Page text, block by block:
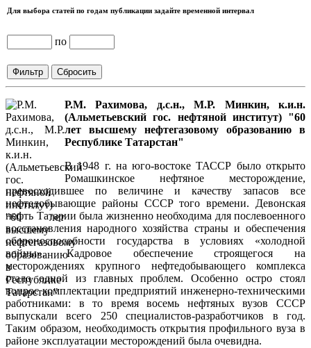
Для выбора статей по годам публикации задайте временной интервал
по
Р.М. Рахимова, д.с.н., М.Р. Минкин, к.и.н.
(Альметьевский гос. нефтяной институт) "60
лет высшему нефтегазовому образованию в
Республике Татарстан"
В 1948 г. на юго-востоке ТАССР было открыто
Ромашкинское нефтяное месторождение,
превосходившее по величине и качеству запасов все
нефтедобывающие районы СССР того времени. Девонская
нефть Татарии была жизненно необходима для послевоенного
восстановления народного хозяйства страны и обеспечения
обороноспособности государства в условиях «холодной
войны». Кадровое обеспечение строящегося на
месторождениях крупного нефтедобывающего комплекса
стало одной из главных проблем. Особенно остро стоял
вопрос комплектации предприятий инженерно-техническими
работниками: в то время восемь нефтяных вузов СССР
выпускали всего 250 специалистов-разработчиков в год.
Таким образом, необходимость открытия профильного вуза в
районе эксплуатации месторождений была очевидна.